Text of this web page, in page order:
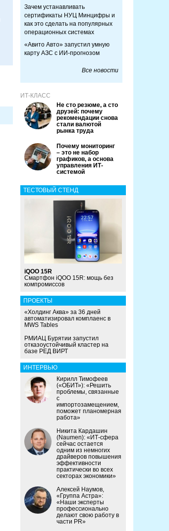
Зачем устанавливать
сертификаты НУЦ Минцифры и
как это сделать на популярных
операционных системах
«Авито Авто» запустил умную
карту АЗС с ИИ-прогнозом
Все новости
ИТ-КЛАСС
Не сто резюме, а сто
друзей: почему
рекомендации снова
стали валютой
рынка труда
Почему мониторинг
– это не набор
графиков, а основа
управления ИТ-
системой
ТЕСТОВЫЙ СТЕНД
iQOO 15R
Смартфон iQOO 15R: мощь без
компромиссов
ПРОЕКТЫ
«Холдинг Аква» за 36 дней
автоматизировал комплаенс в
MWS Tables
РМИАЦ Бурятии запустил
отказоустойчивый кластер на
базе РЕД ВИРТ
ИНТЕРВЬЮ
Кирилл Тимофеев
(«ОБИТ»): «Решить
проблемы, связанные
с
импортозамещением,
поможет планомерная
работа»
Никита Кардашин
(Naumen): «ИТ-сфера
сейчас остается
одним из немногих
драйверов повышения
эффективности
практически во всех
секторах экономики»
Алексей Наумов,
«Группа Астра»:
«Наши эксперты
профессионально
делают свою работу в
части PR»